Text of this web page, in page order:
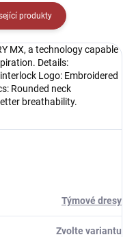
produkty
MX, a technology capable
Details:
Logo: Embroidered
Rounded neck
breathability.
Týmové dresy
Zvolte variantu